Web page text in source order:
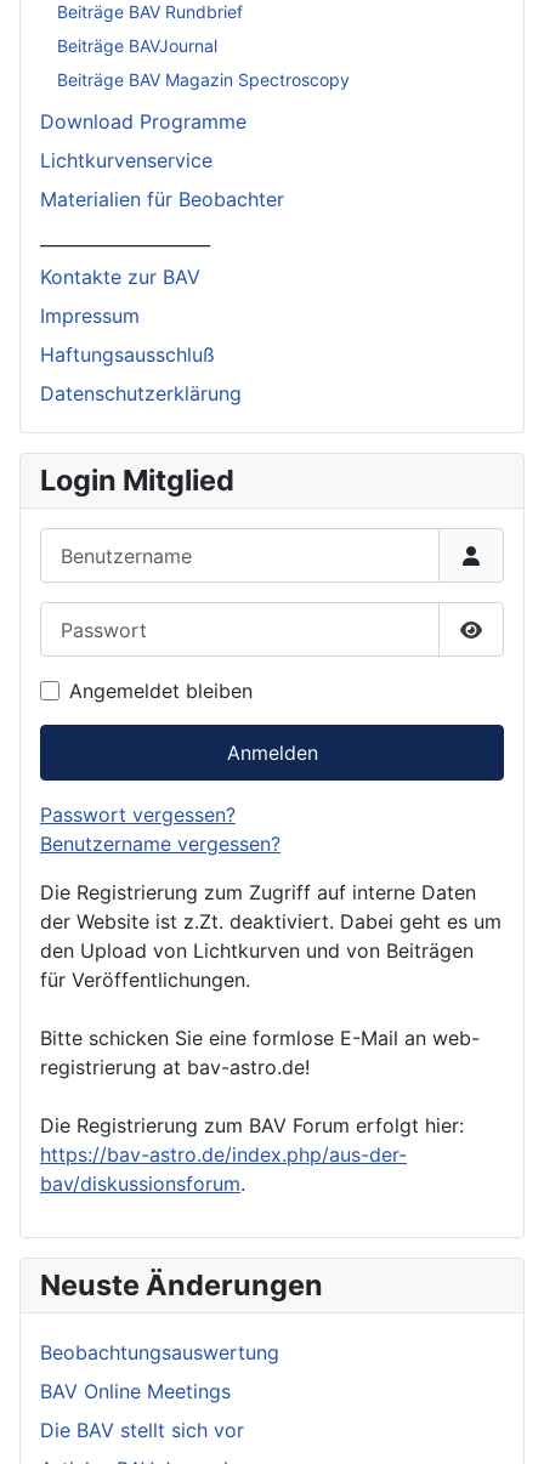
Beiträge BAV Rundbrief
Beiträge BAVJournal
Beiträge BAV Magazin Spectroscopy
Download Programme
Lichtkurvenservice
Materialien für Beobachter
Kontakte zur BAV
Impressum
Haftungsausschluß
Datenschutzerklärung
Login Mitglied
Angemeldet bleiben
Anmelden
Passwort vergessen?
Benutzername vergessen?
Die Registrierung zum Zugriff auf interne Daten
der Website ist z.Zt. deaktiviert. Dabei geht es um
den Upload von Lichtkurven und von Beiträgen
für Veröffentlichungen.
Bitte schicken Sie eine formlose E-Mail an web-
registrierung at bav-astro.de!
Die Registrierung zum BAV Forum erfolgt hier:
https://bav-astro.de/index.php/aus-der-
bav/diskussionsforum.
Neuste Änderungen
Beobachtungsauswertung
BAV Online Meetings
Die BAV stellt sich vor